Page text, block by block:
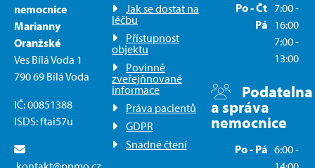
nemocnice
Marianny
Oranžské
Ves Bílá Voda 1
790 69 Bílá Voda
IČ: 00851388
ISDS: ftai57u
Jak se dostat na
léčbu
Přístupnost
objektu
Povinně
zveřejňnované
informace
Práva pacientů
GDPR
Snadné čtení
Po - Čt
Pá
7:00 -
16:00
7:00 -
13:00
Podatelna
a správa
nemocnice
Po - Pá 6:00 -